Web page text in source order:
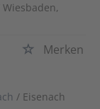
Wiesbaden,
Merken
/ Eisenach